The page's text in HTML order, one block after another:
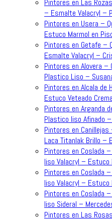
Pintores en Las
– Esmalte Valacryl –
Pintores en Usera –
Estuco Marmol en
Pintores en Getafe –
Esmalte Valacryl –
Pintores en Alovera –
Plastico Liso –
Pintores en Alcala de
Estuco Veteado
Pintores en Arganda
Plastico liso Afinado
Pintores en
Laca Titanlak Brillo –
Pintores en Coslada
liso Valacryl – Estuco
Pintores en Coslada
liso Valacryl – Estuco
Pintores en Coslada
liso Sideral –
Pintores en Las